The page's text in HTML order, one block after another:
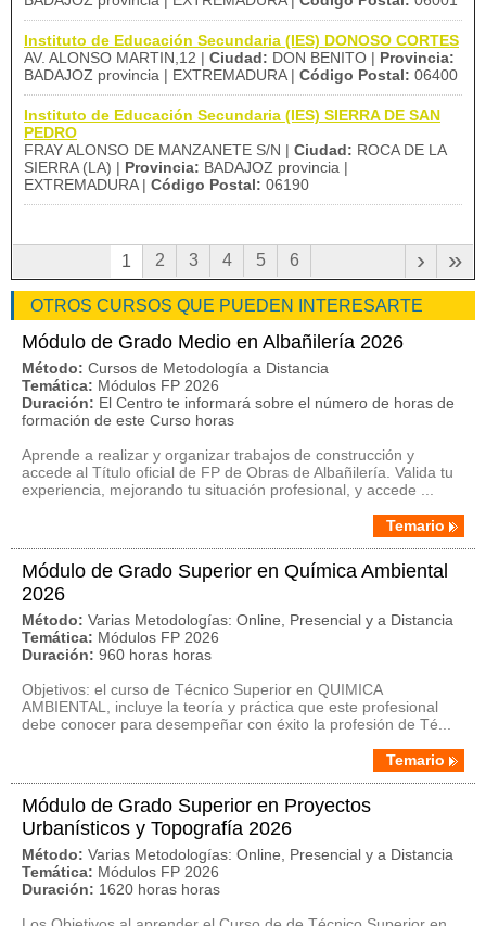
Instituto de Educación Secundaria (IES) DONOSO CORTES
AV. ALONSO MARTIN,12 | Ciudad: DON BENITO | Provincia:
BADAJOZ provincia | EXTREMADURA | Código Postal: 06400
Instituto de Educación Secundaria (IES) SIERRA DE SAN
PEDRO
FRAY ALONSO DE MANZANETE S/N | Ciudad: ROCA DE LA
SIERRA (LA) | Provincia: BADAJOZ provincia |
EXTREMADURA | Código Postal: 06190
1 2 3 4 5 6 »
›
OTROS CURSOS QUE PUEDEN INTERESARTE
Módulo de Grado Medio en Albañilería 2026
Método: Cursos de Metodología a Distancia
Temática: Módulos FP 2026
Duración: El Centro te informará sobre el número de horas de
formación de este Curso horas
Aprende a realizar y organizar trabajos de construcción y
accede al Título oficial de FP de Obras de Albañilería. Valida tu
experiencia, mejorando tu situación profesional, y accede ...
Temario
Módulo de Grado Superior en Química Ambiental
2026
Método: Varias Metodologías: Online, Presencial y a Distancia
Temática: Módulos FP 2026
Duración: 960 horas horas
Objetivos: el curso de Técnico Superior en QUIMICA
AMBIENTAL, incluye la teoría y práctica que este profesional
debe conocer para desempeñar con éxito la profesión de Té...
Temario
Módulo de Grado Superior en Proyectos
Urbanísticos y Topografía 2026
Método: Varias Metodologías: Online, Presencial y a Distancia
Temática: Módulos FP 2026
Duración: 1620 horas horas